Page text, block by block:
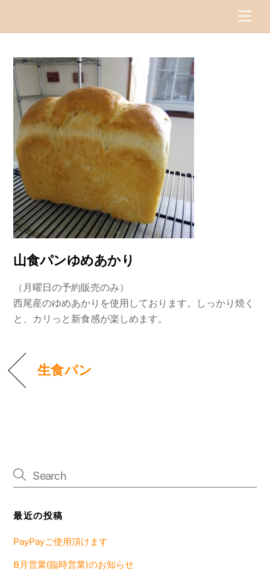
山食パンゆめあかり
（月曜日の予約販売のみ）
西尾産のゆめあかりを使用しております。しっかり焼く
と、カリっと新食感が楽しめます。
生食パン
最近の投稿
PayPayご使用頂けます
8月営業(臨時営業)のお知らせ